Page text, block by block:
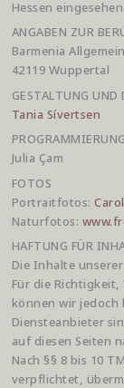
Hessen
ANGABEN ZUR
Barmenia
42119 Wuppertal
GESTALTUNG UND
Tania Sívertsen
Julia Çam
FOTOS
Portraitfotos:
Naturfotos:
HAFTUNG FÜR
Die Inhalte
Für die
können wir jedoch
Diensteanbieter
auf diesen Seiten
Nach §§ 8 bis 10
verpflichtet,